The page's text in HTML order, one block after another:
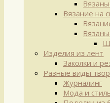
Вязание на
Изделия из лент
Заколки и
Разные виды
Журналинг
Мода и